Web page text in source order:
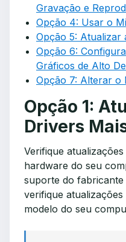
Gravação e
Opção 4: Usar o
Opção 5: Atualizar
Opção 6:
Gráficos de Alto
Opção 7: Alterar o
Opção 1:
Drivers
Verifique
hardware do seu
suporte do
verifique
modelo do seu